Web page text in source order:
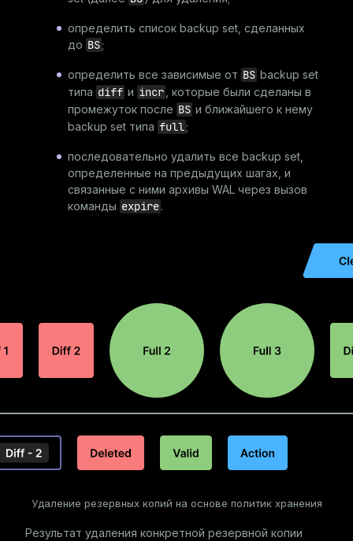
определить список backup set, сделанных
до BS;
определить все зависимые от BS backup set
типа diff и incr , которые были сделаны в
промежуток после BS и ближайшего к нему
backup set типа full;
последовательно удалить все backup set,
определенные на предыдущих шагах, и
связанные с ними архивы WAL через вызов
команды expire.
Удаление резервных копий на основе политик хранения
Результат удаления конкретной резервной копии